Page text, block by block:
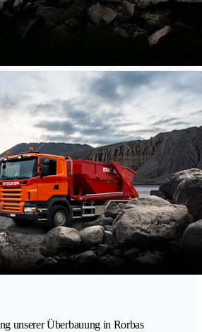
unserer Überbauung in Rorbas